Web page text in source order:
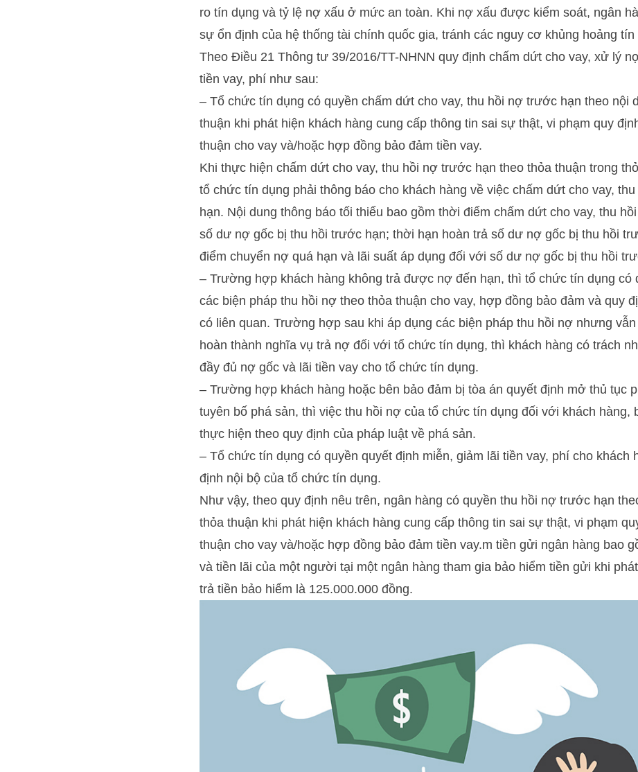
ro tín dụng và tỷ lệ nợ xấu ở mức an toàn. Khi nợ xấu được kiểm soát, ngân
sự ổn định của hệ thống tài chính quốc gia, tránh các nguy cơ khủng hoảng tín
Theo Điều 21 Thông tư 39/2016/TT-NHNN quy định chấm dứt cho vay, xử lý
tiền vay, phí như sau:
– Tổ chức tín dụng có quyền chấm dứt cho vay, thu hồi nợ trước hạn theo nội
thuận khi phát hiện khách hàng cung cấp thông tin sai sự thật, vi phạm quy
thuận cho vay và/hoặc hợp đồng bảo đảm tiền vay.
Khi thực hiện chấm dứt cho vay, thu hồi nợ trước hạn theo thỏa thuận trong
tổ chức tín dụng phải thông báo cho khách hàng về việc chấm dứt cho vay,
hạn. Nội dung thông báo tối thiểu bao gồm thời điểm chấm dứt cho vay, thu
số dư nợ gốc bị thu hồi trước hạn; thời hạn hoàn trả số dư nợ gốc bị thu hồi
điểm chuyển nợ quá hạn và lãi suất áp dụng đối với số dư nợ gốc bị thu hồi
– Trường hợp khách hàng không trả được nợ đến hạn, thì tổ chức tín dụng có
các biện pháp thu hồi nợ theo thỏa thuận cho vay, hợp đồng bảo đảm và quy
có liên quan. Trường hợp sau khi áp dụng các biện pháp thu hồi nợ nhưng
hoàn thành nghĩa vụ trả nợ đối với tổ chức tín dụng, thì khách hàng có trách
đầy đủ nợ gốc và lãi tiền vay cho tổ chức tín dụng.
– Trường hợp khách hàng hoặc bên bảo đảm bị tòa án quyết định mở thủ tục
tuyên bố phá sản, thì việc thu hồi nợ của tổ chức tín dụng đối với khách hàng,
thực hiện theo quy định của pháp luật về phá sản.
– Tổ chức tín dụng có quyền quyết định miễn, giảm lãi tiền vay, phí cho khách
định nội bộ của tổ chức tín dụng.
Như vậy, theo quy định nêu trên, ngân hàng có quyền thu hồi nợ trước hạn
thỏa thuận khi phát hiện khách hàng cung cấp thông tin sai sự thật, vi phạm
thuận cho vay và/hoặc hợp đồng bảo đảm tiền vay.m tiền gửi ngân hàng bao
và tiền lãi của một người tại một ngân hàng tham gia bảo hiểm tiền gửi khi
trả tiền bảo hiểm là 125.000.000 đồng.